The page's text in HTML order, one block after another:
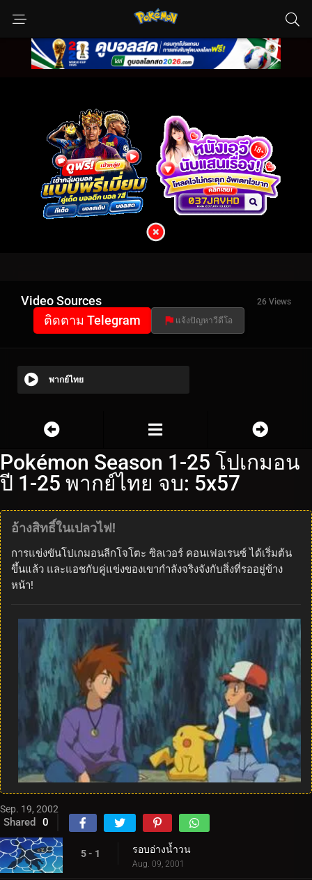
Video Sources 26 Views
ติดตาม Telegram แจ้งปัญหาวีดีโอ
พากย์ไทย
Pokémon Season 1-25 โปเกมอน
ปี 1-25 พากย์ไทย จบ: 5x57
อ้างสิทธิ์ในเปลวไฟ!
การแข่งขันโปเกมอนลีกโจโตะ ซิลเวอร์ คอนเฟอเรนซ์ ได้เริ่มต้น
ขึ้นแล้ว และแอชกับคู่แข่งของเขากำลังจริงจังกับสิ่งที่รออยู่ข้าง
หน้า!
Sep. 19, 2002
Shared 0
5 - 1 รอบอ่างน้ำวน
Aug. 09, 2001